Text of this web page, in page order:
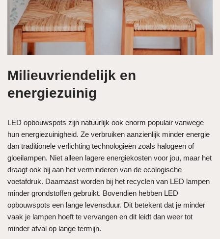
Milieuvriendelijk en
energiezuinig
LED opbouwspots zijn natuurlijk ook enorm populair vanwege
hun energiezuinigheid. Ze verbruiken aanzienlijk minder energie
dan traditionele verlichting technologieën zoals halogeen of
gloeilampen. Niet alleen lagere energiekosten voor jou, maar het
draagt ook bij aan het verminderen van de ecologische
voetafdruk. Daarnaast worden bij het recyclen van LED lampen
minder grondstoffen gebruikt. Bovendien hebben LED
opbouwspots een lange levensduur. Dit betekent dat je minder
vaak je lampen hoeft te vervangen en dit leidt dan weer tot
minder afval op lange termijn.